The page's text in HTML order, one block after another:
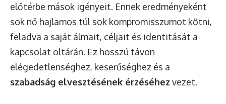
előtérbe mások igényeit. Ennek eredményeként
sok nő hajlamos túl sok kompromisszumot kötni,
feladva a saját álmait, céljait és identitását a
kapcsolat oltárán. Ez hosszú távon
elégedetlenséghez, keserűséghez és a
szabadság elvesztésének érzéséhez vezet.